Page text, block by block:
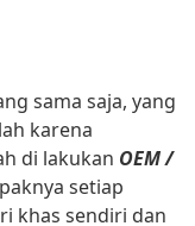
sama saja, yang
karena
di lakukan OEM /
setiap
khas sendiri dan